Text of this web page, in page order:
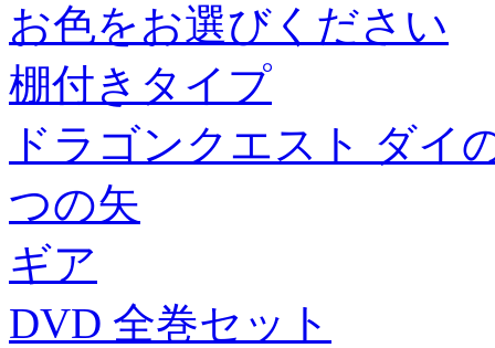
お色をお選びください
棚付きタイプ
ドラゴンクエスト ダイ
つの矢
ギア
DVD 全巻セット